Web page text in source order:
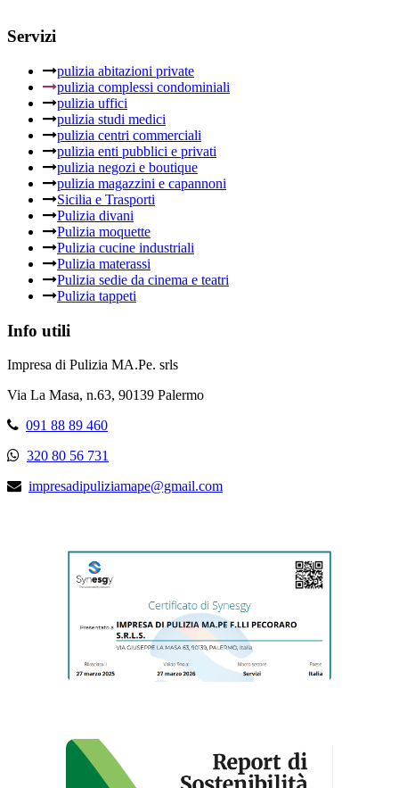
Servizi
pulizia abitazioni private
pulizia complessi condominiali
pulizia uffici
pulizia studi medici
pulizia centri commerciali
pulizia enti pubblici e privati
pulizia negozi e boutique
pulizia magazzini e capannoni
Sicilia e Trasporti
Pulizia divani
Pulizia moquette
Pulizia cucine industriali
Pulizia materassi
Pulizia sedie da cinema e teatri
Pulizia tappeti
Info utili
Impresa di Pulizia MA.Pe. srls
Via La Masa, n.63, 90139 Palermo
091 88 89 460
320 80 56 731
impresadipuliziamape@gmail.com